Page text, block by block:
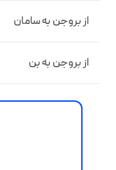
از بروجن به سامان
از بروجن به بن